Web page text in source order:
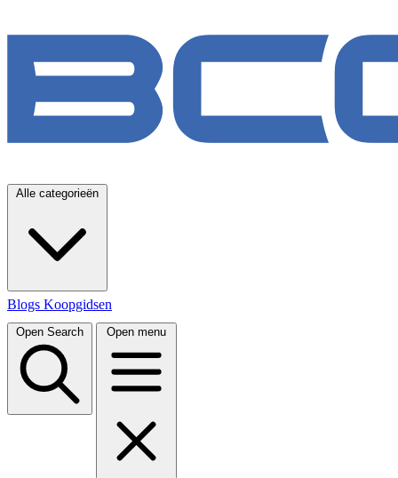
Alle categorieën
Blogs Koopgidsen
Open Search Open menu